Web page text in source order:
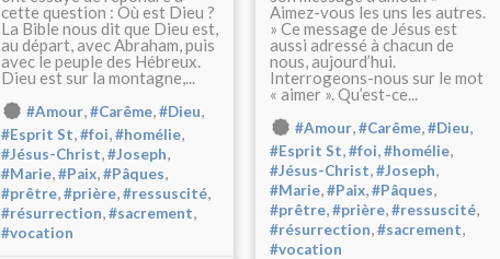
cette question : Où est Dieu ?
La Bible nous dit que Dieu est,
au départ, avec Abraham, puis
avec le peuple des Hébreux.
Dieu est sur la montagne,...
#Amour,#Carême,#Dieu,
#Esprit St,#foi,#homélie,
#Jésus-Christ,#Joseph,
#Marie,#Paix,#Pâques,
#prêtre,#prière,#ressuscité,
#résurrection,#sacrement,
#vocation
Aimez-vous les uns les autres.
» Ce message de Jésus est
aussi adressé à chacun de
nous, aujourd’hui.
Interrogeons-nous sur le mot
« aimer ». Qu’est-ce...
#Amour,#Carême,#Dieu,
#Esprit St,#foi,#homélie,
#Jésus-Christ,#Joseph,
#Marie,#Paix,#Pâques,
#prêtre,#prière,#ressuscité,
#résurrection,#sacrement,
#vocation